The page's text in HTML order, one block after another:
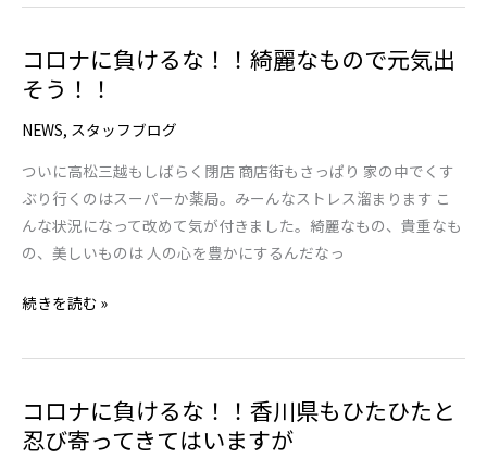
要
な
る
ー
デ
ィ
ン
グ
ラ
コロナに負けるな！！綺麗なもので元気出
そう！！
NEWS, スタッフブログ
ついに高松三越もしばらく閉店 商店街もさっぱり 家の中でくす
ぶり行くのはスーパーか薬局。みーんなストレス溜まります こ
んな状況になって改めて気が付きました。綺麗なもの、貴重なも
の、美しいものは 人の心を豊かにするんだなっ
コ
ロ
に
負
け
る
な！！
麗
も
で
元
続きを読む »
コロナに負けるな！！香川県もひたひたと
忍び寄ってきてはいますが
コ
ロ